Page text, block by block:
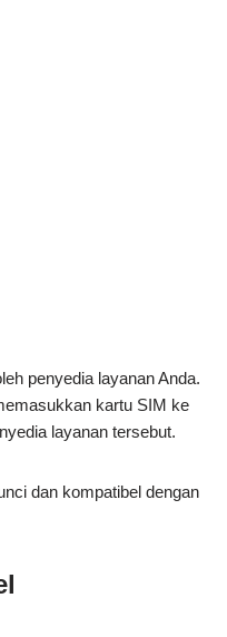
penyedia layanan Anda.
kartu SIM ke
layanan tersebut.
dan kompatibel dengan